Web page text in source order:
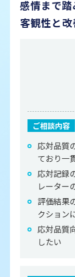
感情まで踏
客観性と
ご相談内容
応対品質
ており一
応対記録
レーター
評価結果
クション
応対品質
したい